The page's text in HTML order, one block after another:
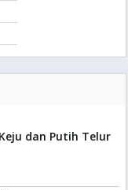
dan Putih Telur